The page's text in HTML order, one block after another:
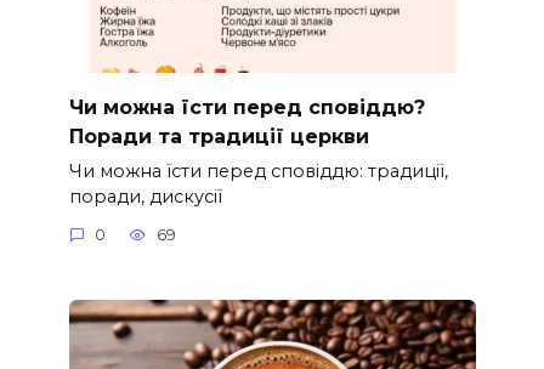
Чи можна їсти перед сповіддю?
Поради та традиції церкви
Чи можна їсти перед сповіддю: традиції,
поради, дискусії
0 69